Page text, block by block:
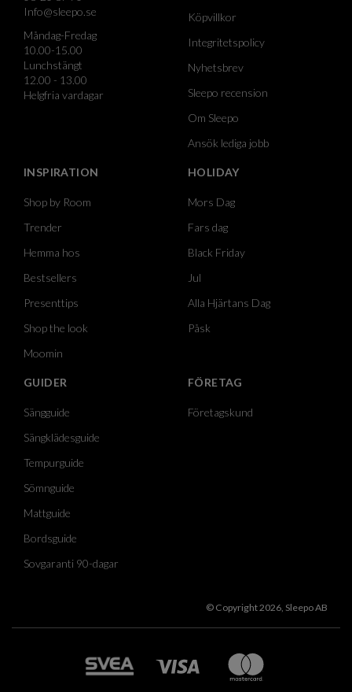
Info@sleepo.se
Måndag-Fredag
10.00-15.00
Lunchstängt
12.00 - 13.00
Helgfria vardagar
Köpvillkor
Integritetspolicy
Nyhetsbrev
Sleepo recension
Om Sleepo
Ansök lediga jobb
INSPIRATION
Shop by Room
Trender
Hemma hos
Bestsellers
Presenttips
Shop the look
Moomin
HOLIDAY
Mors Dag
Fars dag
Black Friday
Jul
Alla Hjärtans Dag
Påsk
GUIDER
Sängguide
Sängklädesguide
Tempurguide
Sömnguide
Mattguide
Bordsguide
Sovgaranti 90-dagar
FÖRETAG
Företagskund
© Copyright 2026, Sleepo AB